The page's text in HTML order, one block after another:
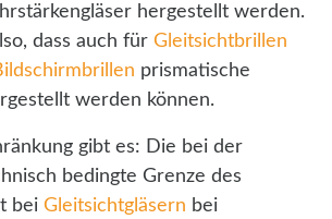
hergestellt werden.
dass auch für Gleitsichtbrillen
prismatische
werden können.
gibt es: Die bei der
bedingte Grenze des
bei Gleitsichtgläsern bei